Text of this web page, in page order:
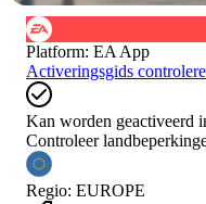
Platform: EA App
Activeringsgids
Kan worden geactiveerd
Controleer
Regio: EUROPE